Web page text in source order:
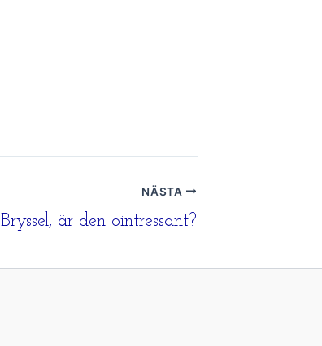
NÄSTA
Bryssel, är den ointressant?